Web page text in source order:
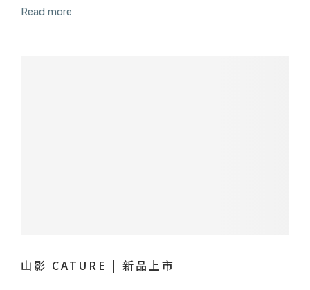
Read more
山影 CATURE | 新品上市